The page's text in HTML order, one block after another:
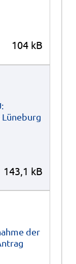
104 kB
143,1 kB
der